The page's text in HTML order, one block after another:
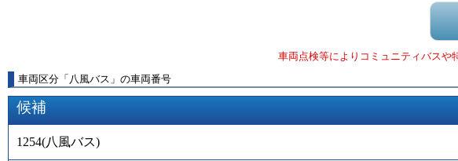
車両点検等によりコミュニティバスや
車両区分 「 八風バス 」 の車両番号
候補
1254(八風バス)